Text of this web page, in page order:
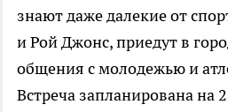
знают даже далекие от
и Рой Джонс, приедут в
общения с молодежью и
Встреча запланирована на